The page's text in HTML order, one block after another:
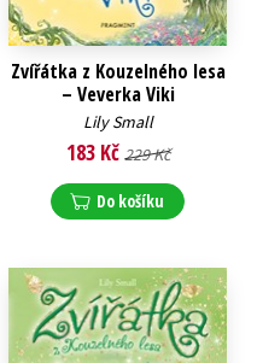
Zvířátka z Kouzelného lesa
– Veverka Viki
Lily Small
183 Kč 229 Kč
Do košíku